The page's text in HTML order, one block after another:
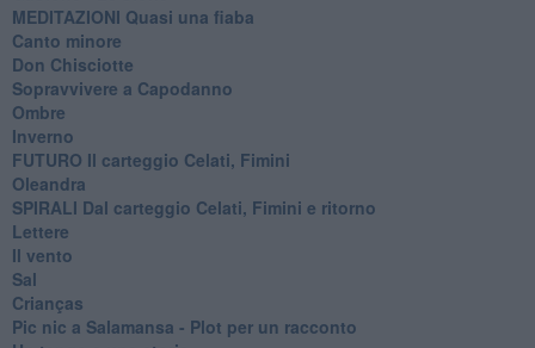
MEDITAZIONI Quasi una fiaba
Canto minore
Don Chisciotte
Sopravvivere a Capodanno
Ombre
Inverno
FUTURO Il carteggio Celati, Fimini
Oleandra
SPIRALI Dal carteggio Celati, Fimini e ritorno
Lettere
Il vento
Sal
Crianças
Pic nic a Salamansa - Plot per un racconto